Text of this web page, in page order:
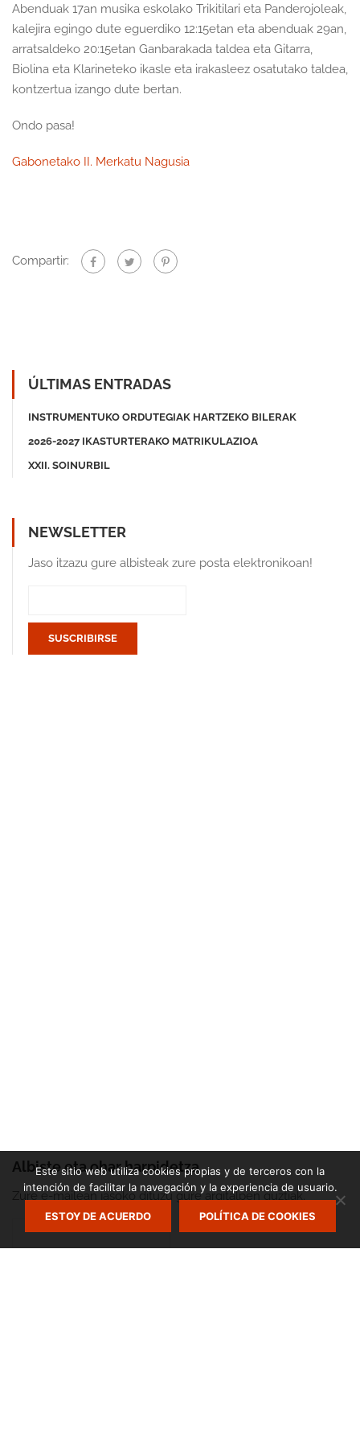
Abenduak 17an musika eskolako Trikitilari eta Panderojoleak,
kalejira egingo dute eguerdiko 12:15etan eta abenduak 29an,
arratsaldeko 20:15etan Ganbarakada taldea eta Gitarra,
Biolina eta Klarineteko ikasle eta irakasleez osatutako taldea,
kontzertua izango dute bertan.
Ondo pasa!
Gabonetako II. Merkatu Nagusia
Compartir:
ÚLTIMAS ENTRADAS
INSTRUMENTUKO ORDUTEGIAK HARTZEKO BILERAK
2026-2027 IKASTURTERAKO MATRIKULAZIOA
XXII. SOINURBIL
NEWSLETTER
Jaso itzazu gure albisteak zure posta elektronikoan!
Albiste eta ohar harpidetza
Zure e-mailean jasoko dituzu gure argitalpen guztiak.
Este sitio web utiliza cookies propias y de terceros con la
intención de facilitar la navegación y la experiencia de usuario.
ESTOY DE ACUERDO POLÍTICA DE COOKIES